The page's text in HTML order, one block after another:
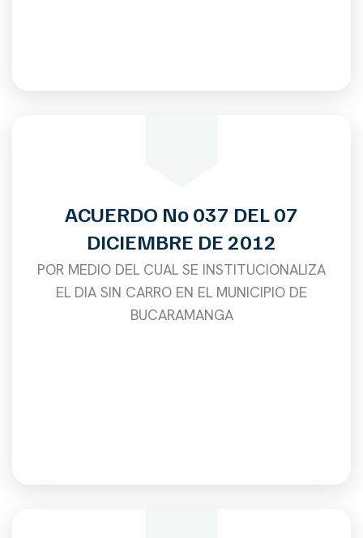
ACUERDO No 037 DEL 07
DICIEMBRE DE 2012
POR MEDIO DEL CUAL SE INSTITUCIONALIZA
EL DIA SIN CARRO EN EL MUNICIPIO DE
BUCARAMANGA